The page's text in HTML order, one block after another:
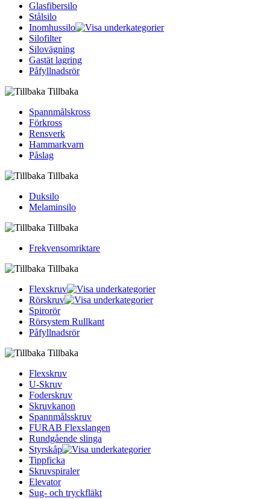
Glasfibersilo
Stålsilo
Inomhussilo
Silofilter
Silovägning
Gastät lagring
Påfyllnadsrör
Tillbaka
Spannmålskross
Förkross
Rensverk
Hammarkvarn
Påslag
Tillbaka
Duksilo
Melaminsilo
Tillbaka
Frekvensomriktare
Tillbaka
Flexskruv
Rörskruv
Spirorör
Rörsystem Rullkant
Påfyllnadsrör
Tillbaka
Flexskruv
U-Skruv
Foderskruv
Skruvkanon
Spannmålsskruv
FURAB Flexslangen
Rundgående slinga
Styrskåp
Tippficka
Skruvspiraler
Elevator
Sug- och tryckfläkt